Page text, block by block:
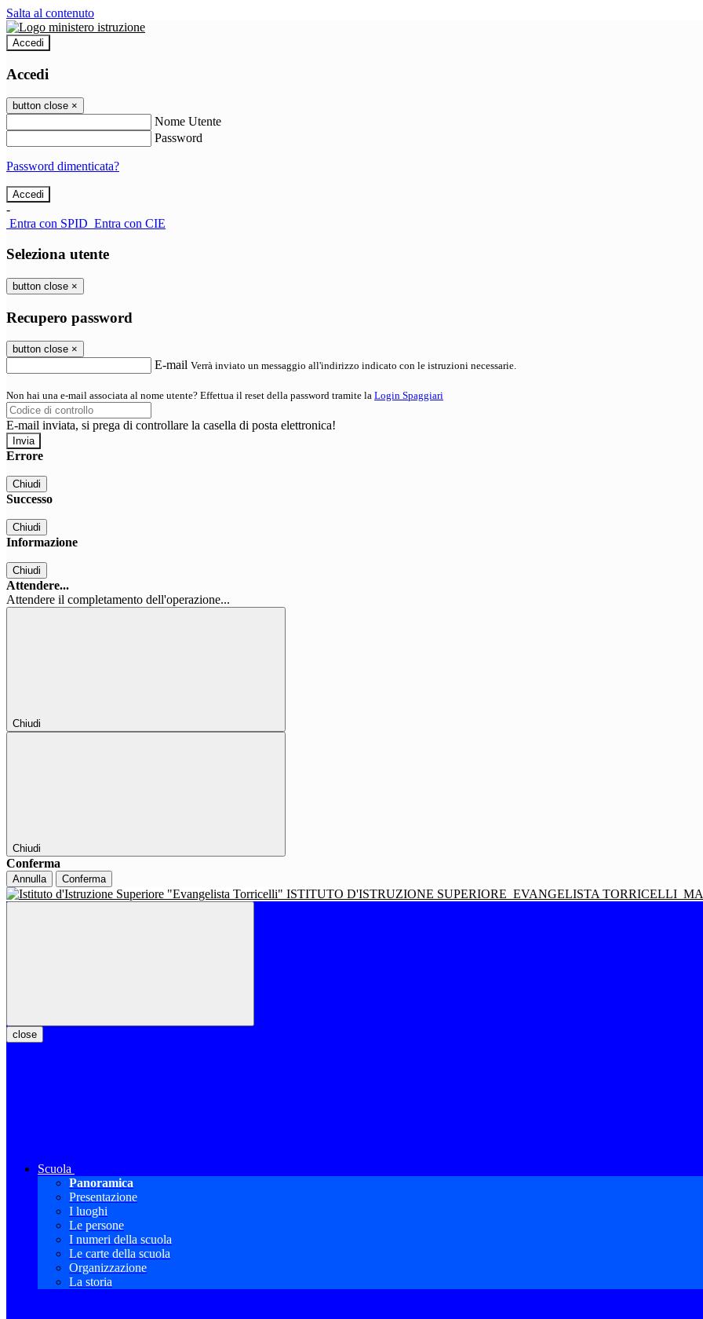
Salta al contenuto
Accedi
Accedi
button close ×
Nome Utente
Password
Password dimenticata?
-
Entra con SPID Entra con CIE
Seleziona utente
button close ×
Recupero password
button close ×
E-mail Verrà inviato un messaggio all'indirizzo indicato con le istruzioni necessarie.
Non hai una e-mail associata al nome utente? Effettua il reset della password tramite la Login Spaggiari
E-mail inviata, si prega di controllare la casella di posta elettronica!
Errore
Chiudi
Successo
Chiudi
Informazione
Chiudi
Attendere...
Attendere il completamento dell'operazione...
Chiudi
Chiudi
Conferma
Annulla Conferma
ISTITUTO D'ISTRUZIONE SUPERIORE EVANGELISTA TORRICELLI
close
Scuola
Panoramica
Presentazione
I luoghi
Le persone
I numeri della scuola
Le carte della scuola
Organizzazione
La storia